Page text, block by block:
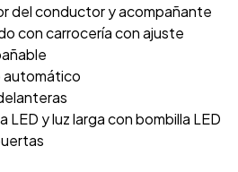
del conductor y acompañante
con carrocería con ajuste
automático
LED y luz larga con bombilla LED